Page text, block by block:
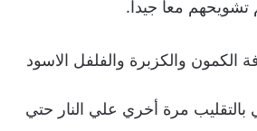
تشويحهم معا جيدا.
الكمون والكزبرة والفلفل الاسود
بالتقليب مرة أخري علي النار حتي